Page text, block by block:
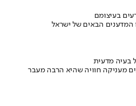
בעיצומם
המדענים הבאים של ישראל
בעיה מדעית
מעניקה חוויה שהיא הרבה מעבר